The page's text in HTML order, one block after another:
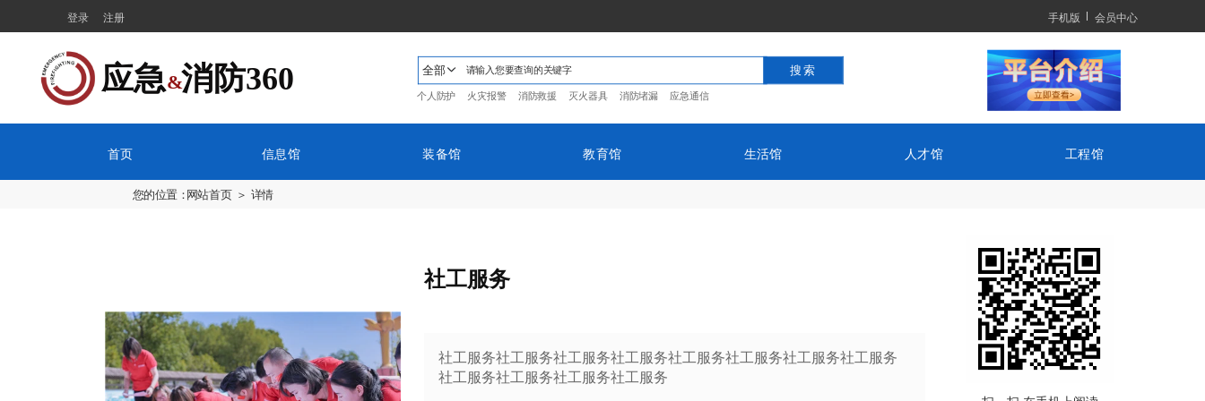
登录 注册 手机版 会员中心
全部
个人防护 火灾报警 消防救援 灭火器具 消防堵漏 应急通信
应急  消防360
&
首页 信息馆 装备馆 教育馆 生活馆 人才馆 工程馆
您的位置：网站首页 ＞ 详情
社工服务
社工服务社工服务社工服务社工服务社工服务社工服务社工服务社工服务
社工服务社工服务社工服务社工服务